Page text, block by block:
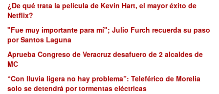
¿De qué trata la película de Kevin Hart, el mayor éxito de
Netflix?
"Fue muy importante para mí"; Julio Furch recuerda su paso
por Santos Laguna
Aprueba Congreso de Veracruz desafuero de 2 alcaldes de
MC
“Con lluvia ligera no hay problema”: Teleférico de Morelia
solo se detendrá por tormentas eléctricas